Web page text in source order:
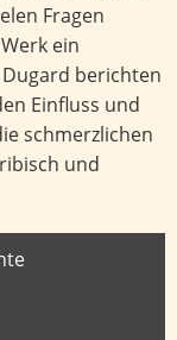
Fragen
ein
berichten
Einfluss und
schmerzlichen
und